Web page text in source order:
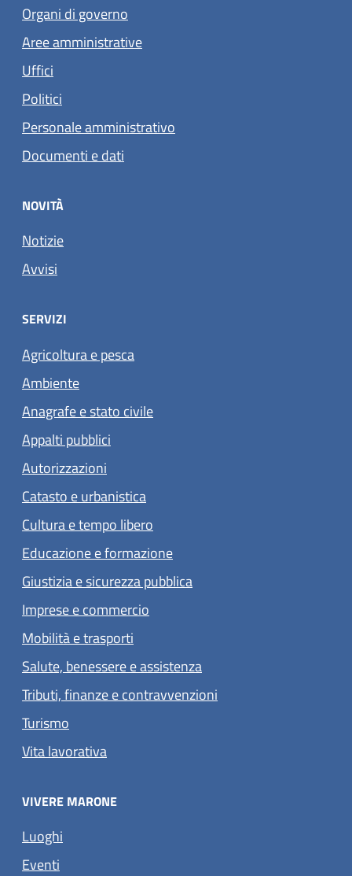
Organi di governo
Aree amministrative
Uffici
Politici
Personale amministrativo
Documenti e dati
NOVITÀ
Notizie
Avvisi
SERVIZI
Agricoltura e pesca
Ambiente
Anagrafe e stato civile
Appalti pubblici
Autorizzazioni
Catasto e urbanistica
Cultura e tempo libero
Educazione e formazione
Giustizia e sicurezza pubblica
Imprese e commercio
Mobilità e trasporti
Salute, benessere e assistenza
Tributi, finanze e contravvenzioni
Turismo
Vita lavorativa
VIVERE MARONE
Luoghi
Eventi